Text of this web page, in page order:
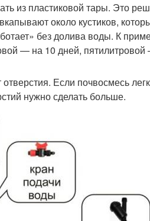
из пластиковой тары. Это
около кустиков,
без долива воды. К
— на 10 дней,
Если почвосмесь
нужно сделать больше.